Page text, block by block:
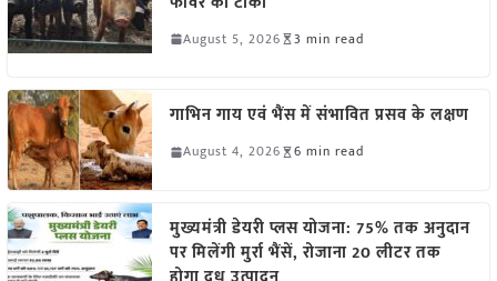
August 5, 2026 3 min read
गाभिन गाय एवं भैंस में संभावित प्रसव के लक्षण
August 4, 2026 6 min read
मुख्यमंत्री डेयरी प्लस योजना: 75% तक अनुदान
पर मिलेंगी मुर्रा भैंसें, रोजाना 20 लीटर तक